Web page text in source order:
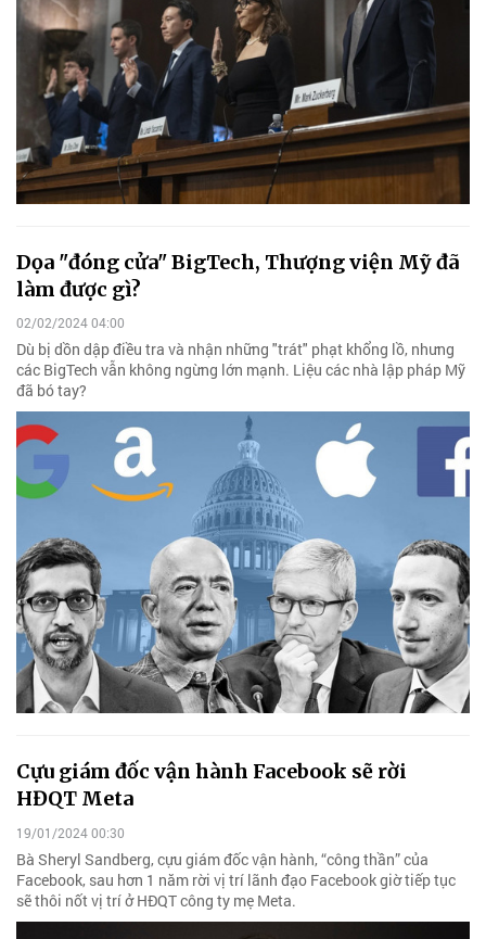
Dọa "đóng cửa" BigTech, Thượng viện Mỹ đã
làm được gì?
02/02/2024 04:00
Dù bị dồn dập điều tra và nhận những "trát" phạt khổng lồ, nhưng
các BigTech vẫn không ngừng lớn mạnh. Liệu các nhà lập pháp Mỹ
đã bó tay?
Cựu giám đốc vận hành Facebook sẽ rời
HĐQT Meta
19/01/2024 00:30
Bà Sheryl Sandberg, cựu giám đốc vận hành, “công thần” của
Facebook, sau hơn 1 năm rời vị trí lãnh đạo Facebook giờ tiếp tục
sẽ thôi nốt vị trí ở HĐQT công ty mẹ Meta.